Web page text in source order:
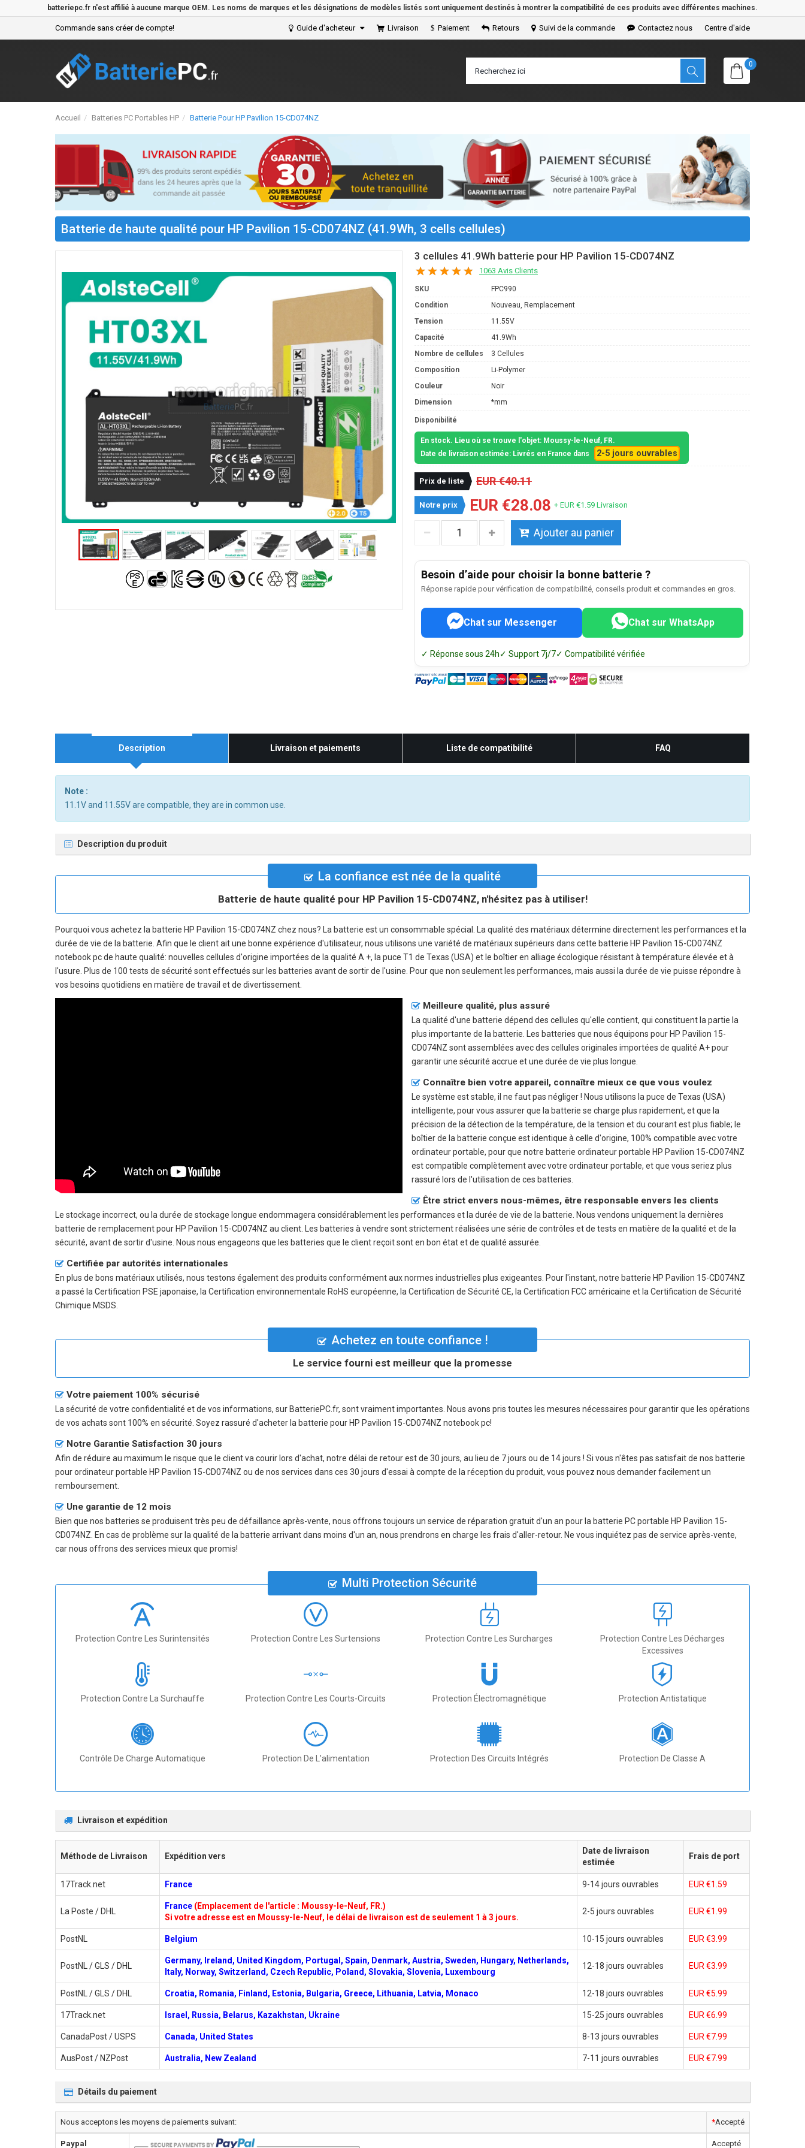
batteriepc.fr n'est affilié à aucune marque OEM. Les noms de marques et les désignations de modèles listés sont uniquement destinés à montrer la compatibilité de ces produits avec différentes machines.
Commande sans créer de compte! Guide d'acheteur Livraison Paiement Retours Suivi de la commande Contactez nous Centre d'aide
0
Accueil Batteries PC Portables HP Batterie Pour HP Pavilion 15-CD074NZ
Batterie de haute qualité pour HP Pavilion 15-CD074NZ (41.9Wh, 3 cells cellules)
3 cellules 41.9Wh batterie pour HP Pavilion 15-CD074NZ
1063 Avis Clients
SKU
FPC990
Condition
Nouveau, Remplacement
Tension
11.55V
Capacité
41.9Wh
Nombre de cellules
3 Cellules
Composition
Li-Polymer
Couleur
Noir
Dimension
*mm
Disponibilité
En stock. Lieu où se trouve l'objet: Moussy-le-Neuf, FR.
Date de livraison estimée: Livrés en France dans
2-5 jours ouvrables
Prix de liste EUR €40.11
Notre prix EUR €28.08 + EUR €1.59 Livraison
Ajouter au panier
Besoin d’aide pour choisir la bonne batterie ?
Réponse rapide pour vérification de compatibilité, conseils produit et commandes en gros.
Chat sur Messenger Chat sur WhatsApp
✓ Réponse sous 24h✓ Support 7j/7✓ Compatibilité vérifiée
Description Livraison et paiements Liste de compatibilité FAQ
Note :
11.1V and 11.55V are compatible, they are in common use.
Description du produit
La confiance est née de la qualité
Batterie de haute qualité pour HP Pavilion 15-CD074NZ, n'hésitez pas à utiliser!
Pourquoi vous achetez la batterie HP Pavilion 15-CD074NZ chez nous? La batterie est un consommable spécial. La qualité des matériaux détermine directement les performances et la
durée de vie de la batterie. Afin que le client ait une bonne expérience d'utilisateur, nous utilisons une variété de matériaux supérieurs dans cette batterie HP Pavilion 15-CD074NZ
notebook pcde haute qualité: nouvelles cellules d'origine importées de la qualité A +, la puce T1 de Texas (USA) et le boîtier en alliage écologique résistant à température élevée et à
l'usure. Plus de 100 tests de sécurité sont effectués sur les batteries avant de sortir de l'usine. Pour que non seulement les performances, mais aussi la durée de vie puisse répondre à
vos besoins quotidiens en matière de travail et de divertissement.
Meilleure qualité, plus assuré
La qualité d'une batterie dépend des cellules qu'elle contient, qui constituent la partie la
plus importante de la batterie. Les batteries que nous équipons pour HP Pavilion 15-
CD074NZ sont assemblées avec des cellules originales importées de qualité A+ pour
garantir une sécurité accrue et une durée de vie plus longue.
Connaître bien votre appareil, connaître mieux ce que vous voulez
Le système est stable, il ne faut pas négliger ! Nous utilisons la puce de Texas (USA)
intelligente, pour vous assurer que la batterie se charge plus rapidement, et que la
précision de la détection de la température, de la tension et du courant est plus fiable; le
boîtier de la batterie conçue est identique à celle d'origine, 100% compatible avec votre
ordinateur portable, pour que notre batterie ordinateur portable HP Pavilion 15-CD074NZ
est compatible complètement avec votre ordinateur portable, et que vous seriez plus
rassuré lors de l'utilisation de ces batteries.
Être strict envers nous-mêmes, être responsable envers les clients
Le stockage incorrect, ou la durée de stockage longue endommagera considérablement les performances et la durée de vie de la batterie. Nous vendons uniquement la dernières
batterie de remplacement pour HP Pavilion 15-CD074NZ au client. Les batteries à vendre sont strictement réalisées une série de contrôles et de tests en matière de la qualité et de la
sécurité, avant de sortir d'usine. Nous nous engageons que les batteries que le client reçoit sont en bon état et de qualité assurée.
Certifiée par autorités internationales
En plus de bons matériaux utilisés, nous testons également des produits conformément aux normes industrielles plus exigeantes. Pour l'instant, notre batterie HP Pavilion 15-CD074NZ
a passé la Certification PSE japonaise, la Certification environnementale RoHS européenne, la Certification de Sécurité CE, la Certification FCC américaine et la Certification de Sécurité
Chimique MSDS.
Achetez en toute confiance !
Le service fourni est meilleur que la promesse
Votre paiement 100% sécurisé
La sécurité de votre confidentialité et de vos informations, sur BatteriePC.fr, sont vraiment importantes. Nous avons pris toutes les mesures nécessaires pour garantir que les opérations
de vos achats sont 100% en sécurité. Soyez rassuré d'acheter la batterie pour HP Pavilion 15-CD074NZ notebook pc!
Notre Garantie Satisfaction 30 jours
Afin de réduire au maximum le risque que le client va courir lors d'achat, notre délai de retour est de 30 jours, au lieu de 7 jours ou de 14 jours ! Si vous n'êtes pas satisfait de nos batterie
pour ordinateur portable HP Pavilion 15-CD074NZ ou de nos services dans ces 30 jours d'essai à compte de la réception du produit, vous pouvez nous demander facilement un
remboursement.
Une garantie de 12 mois
Bien que nos batteries se produisent très peu de défaillance après-vente, nous offrons toujours un service de réparation gratuit d'un an pour la batterie PC portable HP Pavilion 15-
CD074NZ . En cas de problème sur la qualité de la batterie arrivant dans moins d'un an, nous prendrons en charge les frais d'aller-retour. Ne vous inquiétez pas de service après-vente,
car nous offrons des services mieux que promis!
Multi Protection Sécurité
Protection Contre Les Surintensités Protection Contre Les Surtensions Protection Contre Les Surcharges
Protection Contre Les Décharges
Excessives
Protection Contre La Surchauffe Protection Contre Les Courts-Circuits Protection Électromagnétique Protection Antistatique
Contrôle De Charge Automatique Protection De L'alimentation Protection Des Circuits Intégrés Protection De Classe A
Livraison et expédition
Méthode de Livraison Expédition vers
Date de livraison
estimée
Frais de port
17Track.net France 9-14 jours ouvrables EUR €1.59
La Poste / DHL
France (Emplacement de l'article : Moussy-le-Neuf, FR.)
Si votre adresse est en Moussy-le-Neuf, le délai de livraison est de seulement 1 à 3 jours.
2-5 jours ouvrables EUR €1.99
PostNL Belgium 10-15 jours ouvrables EUR €3.99
PostNL / GLS / DHL
Germany, Ireland, United Kingdom, Portugal, Spain, Denmark, Austria, Sweden, Hungary, Netherlands,
Italy, Norway, Switzerland, Czech Republic, Poland, Slovakia, Slovenia, Luxembourg
12-18 jours ouvrables EUR €3.99
PostNL / GLS / DHL Croatia, Romania, Finland, Estonia, Bulgaria, Greece, Lithuania, Latvia, Monaco 12-18 jours ouvrables EUR €5.99
17Track.net Israel, Russia, Belarus, Kazakhstan, Ukraine 15-25 jours ouvrables EUR €6.99
CanadaPost / USPS Canada, United States 8-13 jours ouvrables EUR €7.99
AusPost / NZPost Australia, New Zealand 7-11 jours ouvrables EUR €7.99
Détails du paiement
Nous acceptons les moyens de paiements suivant: *Accepté
Paypal Accepté